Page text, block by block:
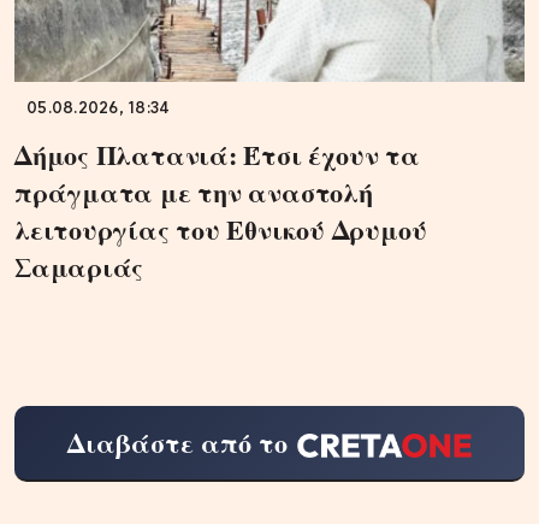
05.08.2026, 18:34
Δήμος Πλατανιά: Έτσι έχουν τα
πράγματα με την αναστολή
λειτουργίας του Εθνικού Δρυμού
Σαμαριάς
Διαβάστε από το